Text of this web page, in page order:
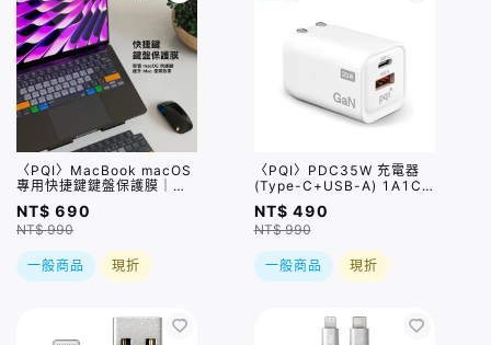
〈PQI〉MacBook macOS
專用快捷鍵鍵盤保護膜｜超
薄水洗矽膠、60+組快捷
鍵、全面防潑水 (限美式鍵
盤)
NT$ 690
NT$ 990
一般商品 現折
〈PQI〉PDC35W 充電器
(Type-C+USB-A) 1A1C
雙孔
NT$ 490
NT$ 990
一般商品 現折